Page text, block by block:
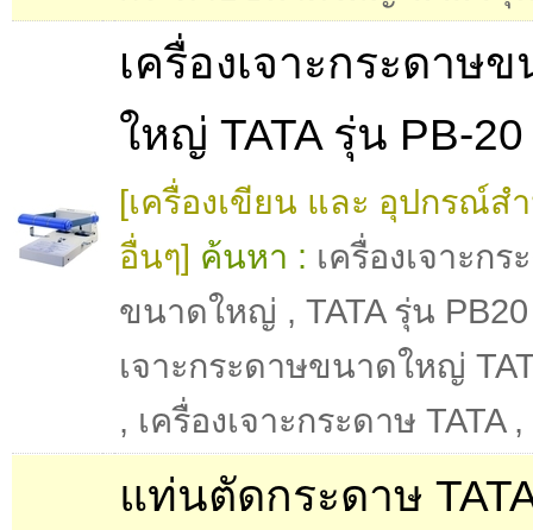
เครื่องเจาะกระดาษ
ใหญ่ TATA รุ่น PB-20
[เครื่องเขียน และ อุปกรณ์ส
อื่นๆ] ค้นหา : เครื่องเจาะกร
ขนาดใหญ่ , TATA รุ่น PB20
เจาะกระดาษขนาดใหญ่
, เครื่องเจาะกระดาษ TATA,
แท่นตัดกระดาษ